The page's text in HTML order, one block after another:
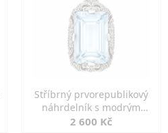
Stříbrný prvorepublikový
náhrdelník s modrým
spinelem
2 600 Kč